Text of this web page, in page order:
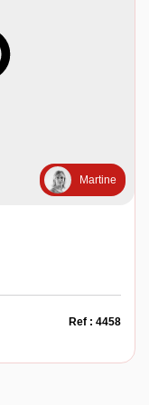
Martine
Ref : 4458